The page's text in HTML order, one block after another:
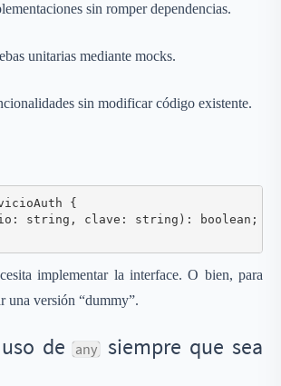
sin romper dependencias.
unitarias mediante mocks.
sin modificar código existente.
{
string, clave: string): boolean;
implementar la interface. O bien, para
una versión “dummy”.
deany
siempre que sea